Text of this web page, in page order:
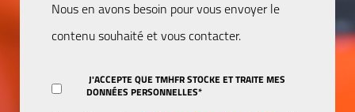
Nous en avons besoin pour vous envoyer le
contenu souhaité et vous contacter.
J'ACCEPTE QUE TMHFR STOCKE ET TRAITE MES
DONNÉES PERSONNELLES*